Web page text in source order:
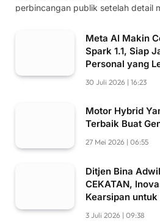
perbincangan publik setelah detail
Meta AI Makin
Spark 1.1, Siap
Personal yang
30 Juli 2026 | 16:23
Motor Hybrid
Terbaik Buat
27 Mei 2026 | 06:55
Ditjen Bina
CEKATAN,
Kearsipan
3 Juli 2026 | 09:38